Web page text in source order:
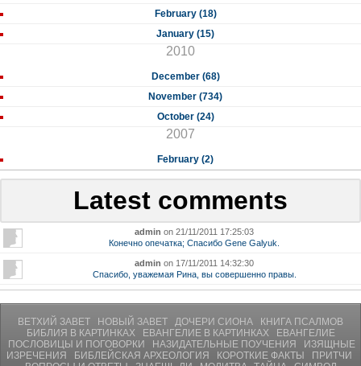
February (18)
January (15)
2010
December (68)
November (734)
October (24)
2007
February (2)
Latest comments
admin on 21/11/2011 17:25:03
Конечно опечатка; Спасибо Gene Galyuk.
admin on 17/11/2011 14:32:30
Спасибо, уважемая Рина, вы совершенно правы.
ВЕТХИЙ ЗАВЕТ НОВЫЙ ЗАВЕТ ДОЧЕРИ СИОНА
КНИГА ПСАЛМОВ
БИБЛИЯ В КАРТИНКАХ
ЕВАНГЕЛИЕ В КАРТИНКАХ
ЕВАНГЕЛИЕ
ПОСЛОВИЦЫ И ПОГОВОРКИ
НАЗИДАТЕЛЬНЫЕ ПОУЧЕНИЯ
ИЗЯЩНЫЕ
ИЗРЕЧЕНИЯ
БИБЛЕЙСКАЯ АРХЕОЛОГИЯ КОРОТКИЕ ФАКТЫ
ПРИТЧИ